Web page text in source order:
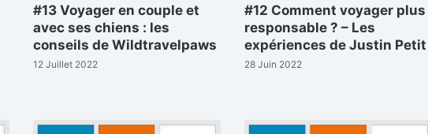
#13 Voyager en couple et
avec ses chiens : les
conseils de Wildtravelpaws
12 Juillet 2022
#12 Comment voyager plus
responsable ? – Les
expériences de Justin Petit
28 Juin 2022